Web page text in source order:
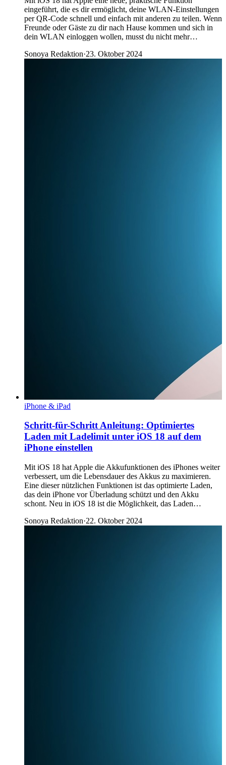
eingeführt, die es dir ermöglicht, deine WLAN-Einstellungen
per QR-Code schnell und einfach mit anderen zu teilen. Wenn
Freunde oder Gäste zu dir nach Hause kommen und sich in
dein WLAN einloggen wollen, musst du nicht mehr…
Sonoya Redaktion·23. Oktober 2024
iPhone & iPad
Schritt-für-Schritt Anleitung: Optimiertes
Laden mit Ladelimit unter iOS 18 auf dem
iPhone einstellen
Mit iOS 18 hat Apple die Akkufunktionen des iPhones weiter
verbessert, um die Lebensdauer des Akkus zu maximieren.
Eine dieser nützlichen Funktionen ist das optimierte Laden,
das dein iPhone vor Überladung schützt und den Akku
schont. Neu in iOS 18 ist die Möglichkeit, das Laden…
Sonoya Redaktion·22. Oktober 2024